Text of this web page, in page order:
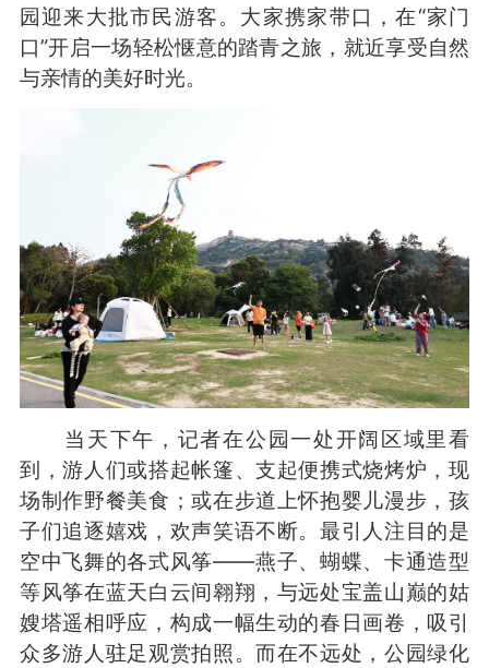
园迎来大批市民游客。大家携家带口，在“家门
口”开启一场轻松惬意的踏青之旅，就近享受自然
与亲情的美好时光。
当天下午，记者在公园一处开阔区域里看
到，游人们或搭起帐篷、支起便携式烧烤炉，现
场制作野餐美食；或在步道上怀抱婴儿漫步，孩
子们追逐嬉戏，欢声笑语不断。最引人注目的是
空中飞舞的各式风筝——燕子、蝴蝶、卡通造型
等风筝在蓝天白云间翱翔，与远处宝盖山巅的姑
嫂塔遥相呼应，构成一幅生动的春日画卷，吸引
众多游人驻足观赏拍照。而在不远处，公园绿化